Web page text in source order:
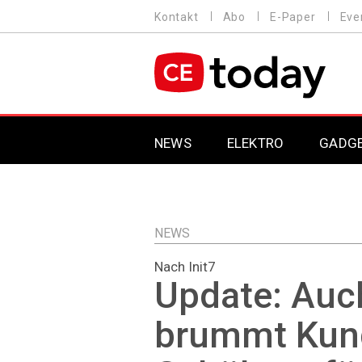
zum
MENU
Kontakt Abo E-Paper
MAIN NAVIGATION
NEWS ELEKTRO
NEWS
Nach Init7
Update:
brummt